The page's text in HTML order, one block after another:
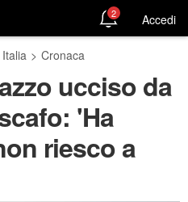
2 Accedi
> Cronaca
ucciso da
'Ha
riesco a